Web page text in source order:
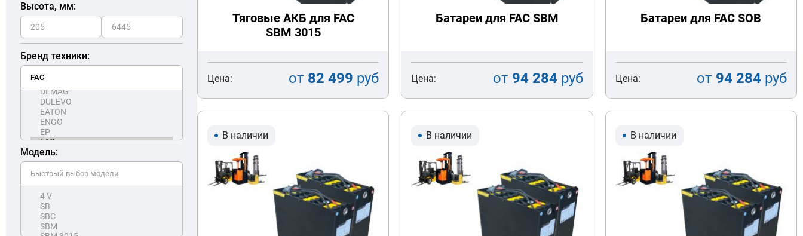
Высота, мм:
Бренд техники:
Модель:
Тяговые АКБ для FAC
SBM 3015
Цена: от 82 499 руб
Батареи для FAC SBM
Цена: от 94 284руб
Батареи для FAC SOB
Цена: от 94 284руб
В наличии В наличии В наличии